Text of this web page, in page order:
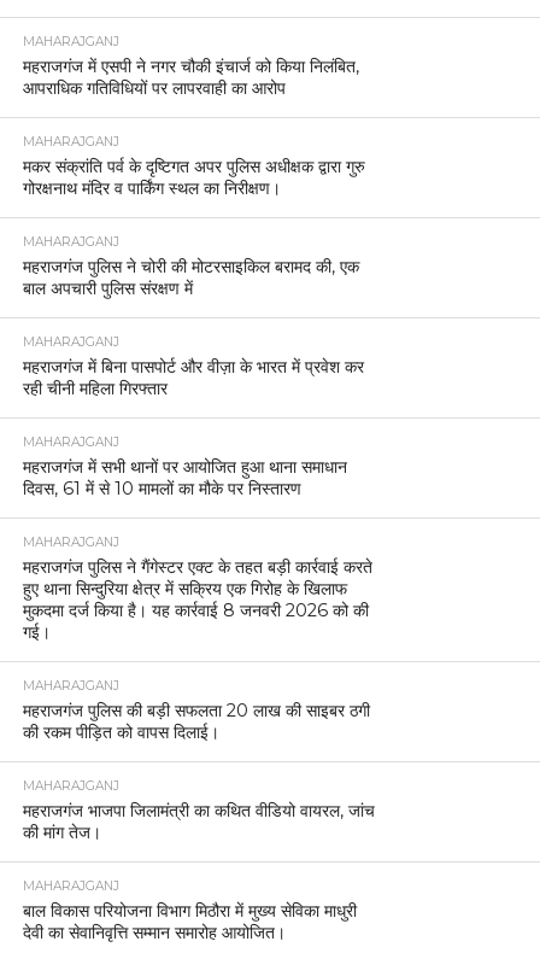
MAHARAJGANJ
महराजगंज में एसपी ने नगर चौकी इंचार्ज को किया निलंबित,
आपराधिक गतिविधियों पर लापरवाही का आरोप
MAHARAJGANJ
मकर संक्रांति पर्व के दृष्टिगत अपर पुलिस अधीक्षक द्वारा गुरु
गोरक्षनाथ मंदिर व पार्किंग स्थल का निरीक्षण।
MAHARAJGANJ
महराजगंज पुलिस ने चोरी की मोटरसाइकिल बरामद की, एक
बाल अपचारी पुलिस संरक्षण में
MAHARAJGANJ
महराजगंज में बिना पासपोर्ट और वीज़ा के भारत में प्रवेश कर
रही चीनी महिला गिरफ्तार
MAHARAJGANJ
महराजगंज में सभी थानों पर आयोजित हुआ थाना समाधान
दिवस, 61 में से 10 मामलों का मौके पर निस्तारण
MAHARAJGANJ
महराजगंज पुलिस ने गैंगेस्टर एक्ट के तहत बड़ी कार्रवाई करते
हुए थाना सिन्दुरिया क्षेत्र में सक्रिय एक गिरोह के खिलाफ
मुकदमा दर्ज किया है। यह कार्रवाई 8 जनवरी 2026 को की
गई।
MAHARAJGANJ
महराजगंज पुलिस की बड़ी सफलता 20 लाख की साइबर ठगी
की रकम पीड़ित को वापस दिलाई।
MAHARAJGANJ
महराजगंज भाजपा जिलामंत्री का कथित वीडियो वायरल, जांच
की मांग तेज।
MAHARAJGANJ
बाल विकास परियोजना विभाग मिठौरा में मुख्य सेविका माधुरी
देवी का सेवानिवृत्ति सम्मान समारोह आयोजित।